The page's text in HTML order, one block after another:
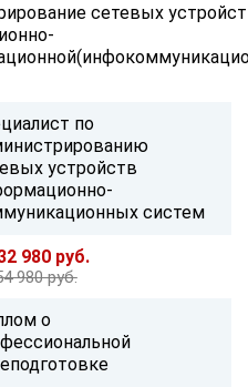
сетевых
по
устройств
систем
980 руб.
980 руб.
о